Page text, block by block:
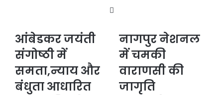
आंबेडकर
जयंती
संगोष्ठी
में
समता,न्याय
और
आंबेडकर जयंती
संगोष्ठी में
समता,न्याय और
बंधुता आधारित
नागपुर
नेशनल
में
चमकी
वाराणसी
की
नागपुर नेशनल
में चमकी
वाराणसी की
जागृति